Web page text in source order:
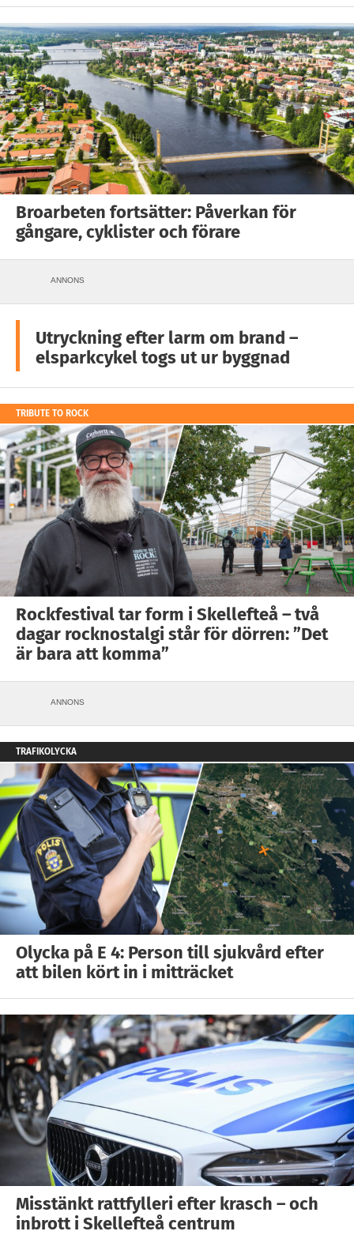
Broarbeten fortsätter: Påverkan för
gångare, cyklister och förare
ANNONS
Utryckning efter larm om brand –
elsparkcykel togs ut ur byggnad
TRIBUTE TO ROCK
Rockfestival tar form i Skellefteå – två
dagar rocknostalgi står för dörren: ”Det
är bara att komma”
ANNONS
TRAFIKOLYCKA
Olycka på E 4: Person till sjukvård efter
att bilen kört in i mitträcket
Misstänkt rattfylleri efter krasch – och
inbrott i Skellefteå centrum